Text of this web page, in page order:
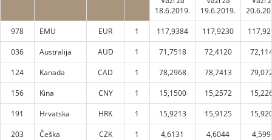
18.6.2019.
19.6.2019.
978
EMU EUR 1 117,9384 117,9230
036
Australija AUD 1 71,7518 72,4120
124
Kanada CAD 1 78,2968 78,7413
156
Kina CNY 1 15,1500 15,2572
191
Hrvatska HRK 1 15,9213 15,9125
203
Češka CZK 1 4,6131 4,6044